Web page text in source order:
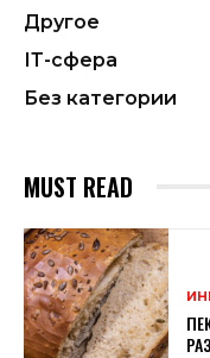
Другое
ІТ-сфера
Без категории
MUST READ